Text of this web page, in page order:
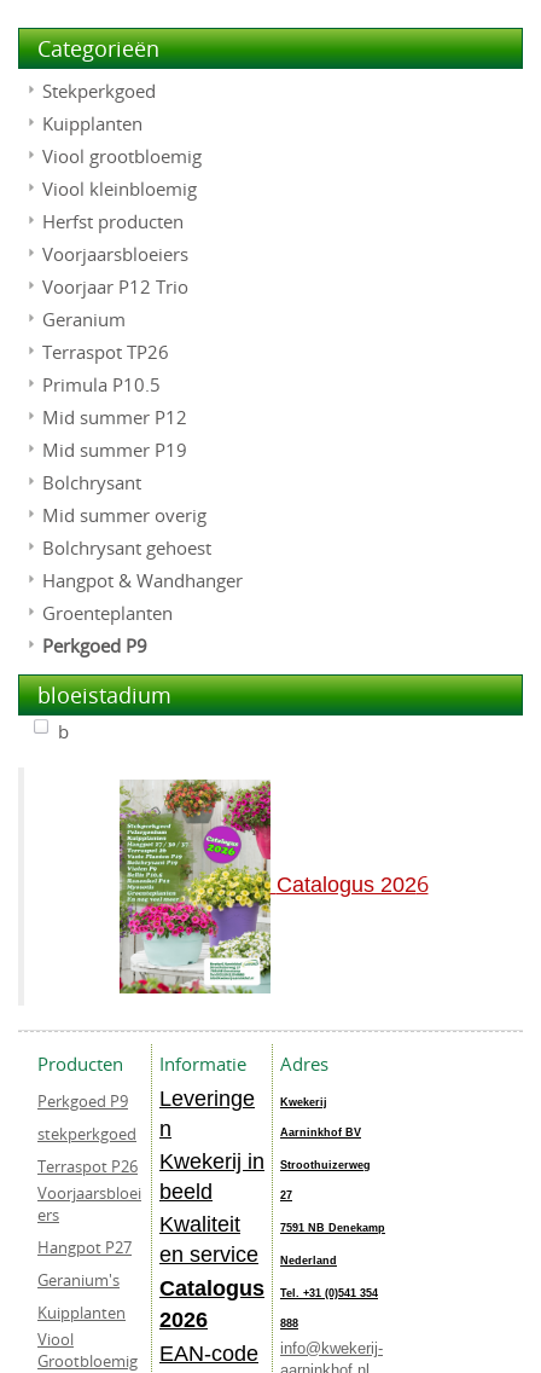
Categorieën
Stekperkgoed
Kuipplanten
Viool grootbloemig
Viool kleinbloemig
Herfst producten
Voorjaarsbloeiers
Voorjaar P12 Trio
Geranium
Terraspot TP26
Primula P10.5
Mid summer P12
Mid summer P19
Bolchrysant
Mid summer overig
Bolchrysant gehoest
Hangpot & Wandhanger
Groenteplanten
Perkgoed P9
bloeistadium
b
Catalogus 2026
Producten
Perkgoed P9
stekperkgoed
Terraspot P26
Voorjaarsbloei
ers
Hangpot P27
Geranium's
Kuipplanten
Viool
Grootbloemig
Informatie
Leveringe
n
Kwekerij in
beeld
Kwaliteit
en service
Catalogus
2026
EAN-code
Adres
Kwekerij
Aarninkhof BV
Stroothuizerweg
27
7591 NB Denekamp
Nederland
Tel. +31 (0)541 354
888
info@kwekerij-